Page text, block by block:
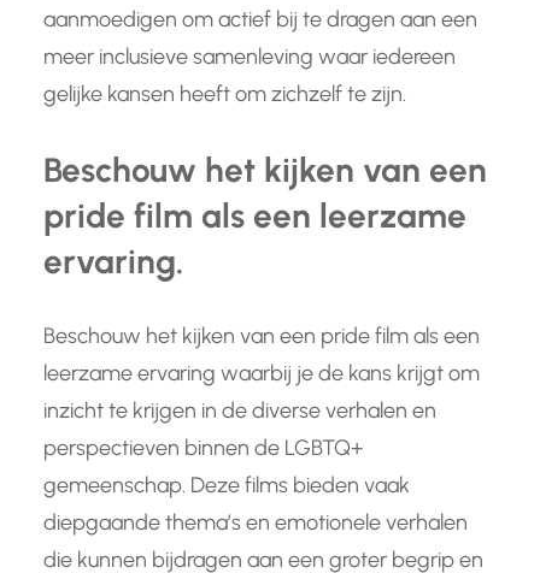
aanmoedigen om actief bij te dragen aan een
meer inclusieve samenleving waar iedereen
gelijke kansen heeft om zichzelf te zijn.
Beschouw het kijken van een
pride film als een leerzame
ervaring.
Beschouw het kijken van een pride film als een
leerzame ervaring waarbij je de kans krijgt om
inzicht te krijgen in de diverse verhalen en
perspectieven binnen de LGBTQ+
gemeenschap. Deze films bieden vaak
diepgaande thema’s en emotionele verhalen
die kunnen bijdragen aan een groter begrip en